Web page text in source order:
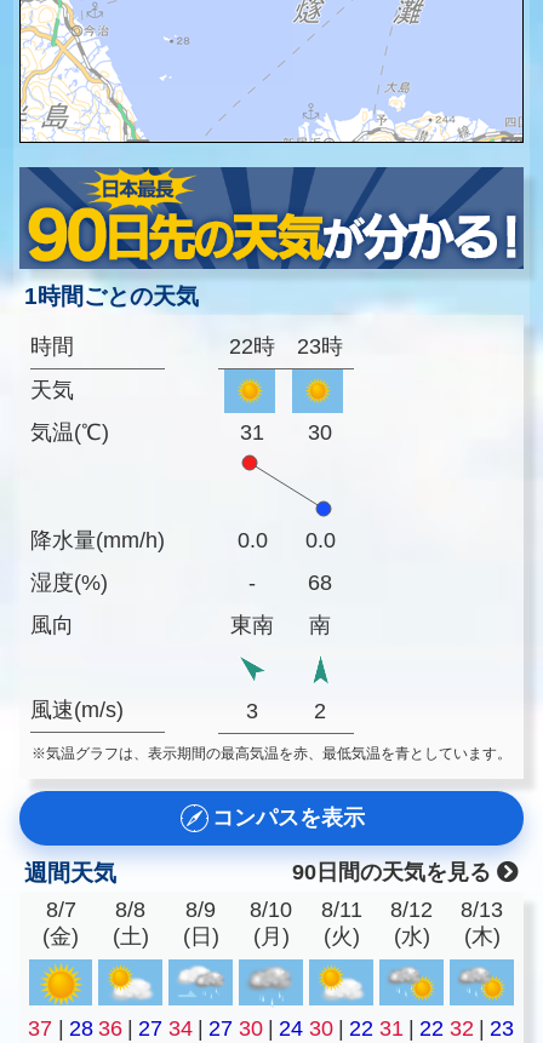
1時間ごとの天気
時間
天気
気温(℃)
降水量(mm/h)
湿度(%)
風向
風速(m/s)
22時 23時
31 30
0.0
0.0
-
68
東南
南
3 2
※気温グラフは、表示期間の最高気温を赤、最低気温を青としています。
コンパスを表示
週間天気
90日間の天気を見る
8/7
(金)
8/8
(土)
8/9
(日)
8/10
(月)
8/11
(火)
8/12
(水)
8/13
(木)
37 28 36 27 34 27 30 24 30 22 31 22 32
23